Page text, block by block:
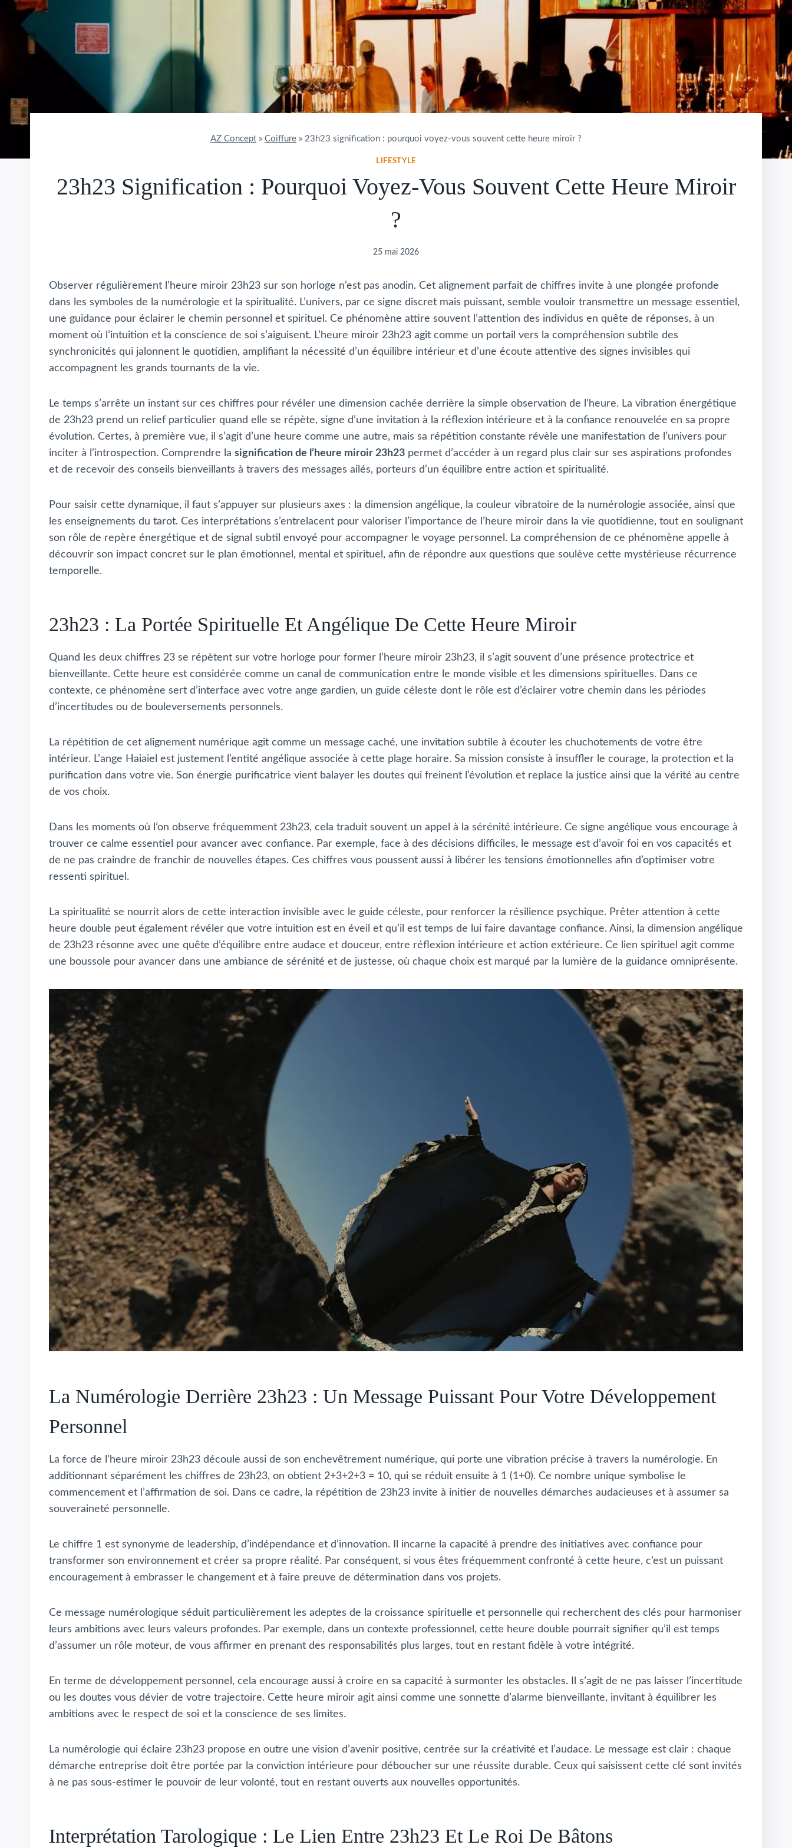
AZ Concept » Coiffure » 23h23 signification : pourquoi voyez-vous souvent cette heure miroir ?
LIFESTYLE
23h23 Signification : Pourquoi Voyez-Vous Souvent Cette Heure Miroir
?
25 mai 2026
Observer régulièrement l’heure miroir 23h23 sur son horloge n’est pas anodin. Cet alignement parfait de chiffres invite à une plongée profonde
dans les symboles de la numérologie et la spiritualité. L’univers, par ce signe discret mais puissant, semble vouloir transmettre un message essentiel,
une guidance pour éclairer le chemin personnel et spirituel. Ce phénomène attire souvent l’attention des individus en quête de réponses, à un
moment où l’intuition et la conscience de soi s’aiguisent. L’heure miroir 23h23 agit comme un portail vers la compréhension subtile des
synchronicités qui jalonnent le quotidien, amplifiant la nécessité d’un équilibre intérieur et d’une écoute attentive des signes invisibles qui
accompagnent les grands tournants de la vie.
Le temps s’arrête un instant sur ces chiffres pour révéler une dimension cachée derrière la simple observation de l’heure. La vibration énergétique
de 23h23 prend un relief particulier quand elle se répète, signe d’une invitation à la réflexion intérieure et à la confiance renouvelée en sa propre
évolution. Certes, à première vue, il s’agit d’une heure comme une autre, mais sa répétition constante révèle une manifestation de l’univers pour
inciter à l’introspection. Comprendre la signification de l’heure miroir 23h23 permet d’accéder à un regard plus clair sur ses aspirations profondes
et de recevoir des conseils bienveillants à travers des messages ailés, porteurs d’un équilibre entre action et spiritualité.
Pour saisir cette dynamique, il faut s’appuyer sur plusieurs axes : la dimension angélique, la couleur vibratoire de la numérologie associée, ainsi que
les enseignements du tarot. Ces interprétations s’entrelacent pour valoriser l’importance de l’heure miroir dans la vie quotidienne, tout en soulignant
son rôle de repère énergétique et de signal subtil envoyé pour accompagner le voyage personnel. La compréhension de ce phénomène appelle à
découvrir son impact concret sur le plan émotionnel, mental et spirituel, afin de répondre aux questions que soulève cette mystérieuse récurrence
temporelle.
23h23 : La Portée Spirituelle Et Angélique De Cette Heure Miroir
Quand les deux chiffres 23 se répètent sur votre horloge pour former l’heure miroir 23h23, il s’agit souvent d’une présence protectrice et
bienveillante. Cette heure est considérée comme un canal de communication entre le monde visible et les dimensions spirituelles. Dans ce
contexte, ce phénomène sert d’interface avec votre ange gardien, un guide céleste dont le rôle est d’éclairer votre chemin dans les périodes
d’incertitudes ou de bouleversements personnels.
La répétition de cet alignement numérique agit comme un message caché, une invitation subtile à écouter les chuchotements de votre être
intérieur. L’ange Haiaiel est justement l’entité angélique associée à cette plage horaire. Sa mission consiste à insuffler le courage, la protection et la
purification dans votre vie. Son énergie purificatrice vient balayer les doutes qui freinent l’évolution et replace la justice ainsi que la vérité au centre
de vos choix.
Dans les moments où l’on observe fréquemment 23h23, cela traduit souvent un appel à la sérénité intérieure. Ce signe angélique vous encourage à
trouver ce calme essentiel pour avancer avec confiance. Par exemple, face à des décisions difficiles, le message est d’avoir foi en vos capacités et
de ne pas craindre de franchir de nouvelles étapes. Ces chiffres vous poussent aussi à libérer les tensions émotionnelles afin d’optimiser votre
ressenti spirituel.
La spiritualité se nourrit alors de cette interaction invisible avec le guide céleste, pour renforcer la résilience psychique. Prêter attention à cette
heure double peut également révéler que votre intuition est en éveil et qu’il est temps de lui faire davantage confiance. Ainsi, la dimension angélique
de 23h23 résonne avec une quête d’équilibre entre audace et douceur, entre réflexion intérieure et action extérieure. Ce lien spirituel agit comme
une boussole pour avancer dans une ambiance de sérénité et de justesse, où chaque choix est marqué par la lumière de la guidance omniprésente.
La Numérologie Derrière 23h23 : Un Message Puissant Pour Votre Développement
Personnel
La force de l’heure miroir 23h23 découle aussi de son enchevêtrement numérique, qui porte une vibration précise à travers la numérologie. En
additionnant séparément les chiffres de 23h23, on obtient 2+3+2+3 = 10, qui se réduit ensuite à 1 (1+0). Ce nombre unique symbolise le
commencement et l’affirmation de soi. Dans ce cadre, la répétition de 23h23 invite à initier de nouvelles démarches audacieuses et à assumer sa
souveraineté personnelle.
Le chiffre 1 est synonyme de leadership, d’indépendance et d’innovation. Il incarne la capacité à prendre des initiatives avec confiance pour
transformer son environnement et créer sa propre réalité. Par conséquent, si vous êtes fréquemment confronté à cette heure, c’est un puissant
encouragement à embrasser le changement et à faire preuve de détermination dans vos projets.
Ce message numérologique séduit particulièrement les adeptes de la croissance spirituelle et personnelle qui recherchent des clés pour harmoniser
leurs ambitions avec leurs valeurs profondes. Par exemple, dans un contexte professionnel, cette heure double pourrait signifier qu’il est temps
d’assumer un rôle moteur, de vous affirmer en prenant des responsabilités plus larges, tout en restant fidèle à votre intégrité.
En terme de développement personnel, cela encourage aussi à croire en sa capacité à surmonter les obstacles. Il s’agit de ne pas laisser l’incertitude
ou les doutes vous dévier de votre trajectoire. Cette heure miroir agit ainsi comme une sonnette d’alarme bienveillante, invitant à équilibrer les
ambitions avec le respect de soi et la conscience de ses limites.
La numérologie qui éclaire 23h23 propose en outre une vision d’avenir positive, centrée sur la créativité et l’audace. Le message est clair : chaque
démarche entreprise doit être portée par la conviction intérieure pour déboucher sur une réussite durable. Ceux qui saisissent cette clé sont invités
à ne pas sous-estimer le pouvoir de leur volonté, tout en restant ouverts aux nouvelles opportunités.
Interprétation Tarologique : Le Lien Entre 23h23 Et Le Roi De Bâtons